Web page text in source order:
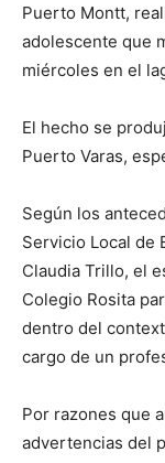
Puerto Montt,
adolescente que
miércoles en el
El hecho se
Puerto Varas,
Según los
Servicio Local de
Claudia Trillo, el
Colegio Rosita
dentro del
cargo de un
Por razones que
advertencias del